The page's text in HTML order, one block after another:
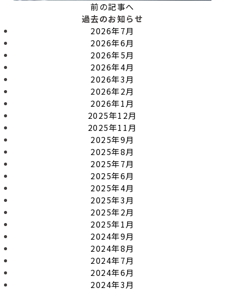
前の記事へ
過去のお知らせ
2026年7月
2026年6月
2026年5月
2026年4月
2026年3月
2026年2月
2026年1月
2025年12月
2025年11月
2025年9月
2025年8月
2025年7月
2025年6月
2025年4月
2025年3月
2025年2月
2025年1月
2024年9月
2024年8月
2024年7月
2024年6月
2024年3月